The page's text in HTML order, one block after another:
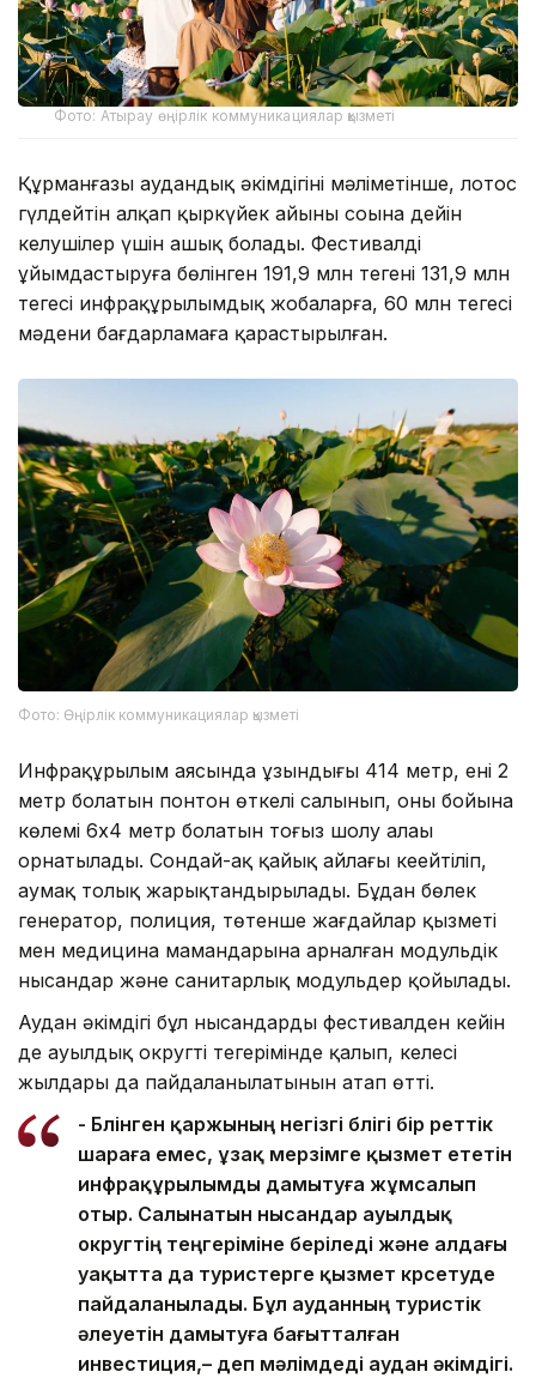
Фото: Атырау өңірлік коммуникациялар қызметі
Құрманғазы аудандық әкімдігінің мәліметінше, лотос
гүлдейтін алқап қыркүйек айының соңына дейін
келушілер үшін ашық болады. Фестивалді
ұйымдастыруға бөлінген 191,9 млн теңгенің 131,9 млн
теңгесі инфрақұрылымдық жобаларға, 60 млн теңгесі
мәдени бағдарламаға қарастырылған.
Фото: Өңірлік коммуникациялар қызметі
Инфрақұрылым аясында ұзындығы 414 метр, ені 2
метр болатын понтон өткелі салынып, оның бойына
көлемі 6х4 метр болатын тоғыз шолу алаңы
орнатылады. Сондай-ақ қайық айлағы кеңейтіліп,
аумақ толық жарықтандырылады. Бұдан бөлек
генератор, полиция, төтенше жағдайлар қызметі
мен медицина мамандарына арналған модульдік
нысандар және санитарлық модульдер қойылады.
Аудан әкімдігі бұл нысандардың фестивалден кейін
де ауылдық округтің теңгерімінде қалып, келесі
жылдары да пайдаланылатынын атап өтті.
- Бөлінген қаржының негізгі бөлігі бір реттік
шараға емес, ұзақ мерзімге қызмет ететін
инфрақұрылымды дамытуға жұмсалып
отыр. Салынатын нысандар ауылдық
округтің теңгеріміне беріледі және алдағы
уақытта да туристерге қызмет көрсетуде
пайдаланылады. Бұл ауданның туристік
әлеуетін дамытуға бағытталған
инвестиция,– деп мәлімдеді аудан әкімдігі.